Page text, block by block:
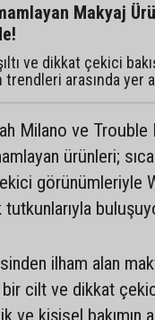
Makyaj
ve dikkat çekici
trendleri arasında yer
Milano ve Trouble
ürünleri; sıcak
görünümleriyle
ilham alan
bir cilt ve dikkat
ve kişisel bakımın